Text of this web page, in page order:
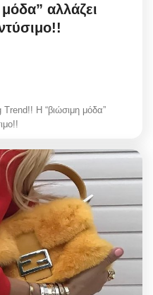
αλλάζει
Η “βιώσιμη μόδα”